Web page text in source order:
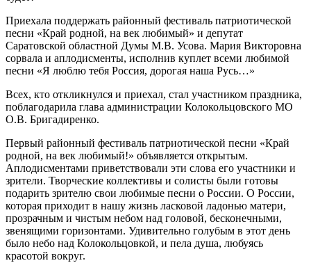
Приехала поддержать районный фестиваль патриотической
песни «Край родной, на век любимый» и депутат
Саратовской областной Думы М.В. Усова. Мария Викторовна
сорвала и аплодисменты, исполнив куплет всеми любимой
песни «Я люблю тебя Россия, дорогая наша Русь…»
Всех, кто откликнулся и приехал, стал участником праздника,
поблагодарила глава администрации Колокольцовского МО
О.В. Бригадиренко.
Первый районный фестиваль патриотической песни «Край
родной, на век любимый!» объявляется открытым.
Аплодисментами приветствовали эти слова его участники и
зрители. Творческие коллективы и солисты были готовы
подарить зрителю свои любимые песни о России. О России,
которая приходит в нашу жизнь ласковой ладонью матери,
прозрачным и чистым небом над головой, бесконечными,
звенящими горизонтами. Удивительно голубым в этот день
было небо над Колокольцовкой, и пела душа, любуясь
красотой вокруг.